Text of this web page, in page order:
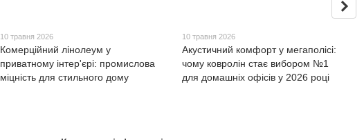
10 травня 2026
Комерційний лінолеум у
приватному інтер'єрі: промислова
міцність для стильного дому
10 травня 2026
Акустичний комфорт у мегаполісі:
чому ковролін стає вибором №1
для домашніх офісів у 2026 році